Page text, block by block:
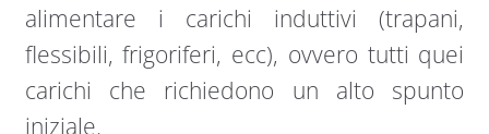
alimentare i carichi induttivi (trapani,
flessibili, frigoriferi, ecc), ovvero tutti quei
carichi che richiedono un alto spunto
iniziale.